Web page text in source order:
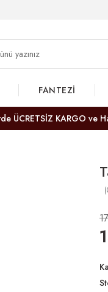
FANTEZİ
ÜCRETSİZ KARGO ve